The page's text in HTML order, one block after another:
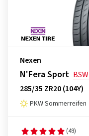
Nexen
N'Fera Sport BSW
285/35 ZR20 (104Y)
PKW Sommerreifen
(49)